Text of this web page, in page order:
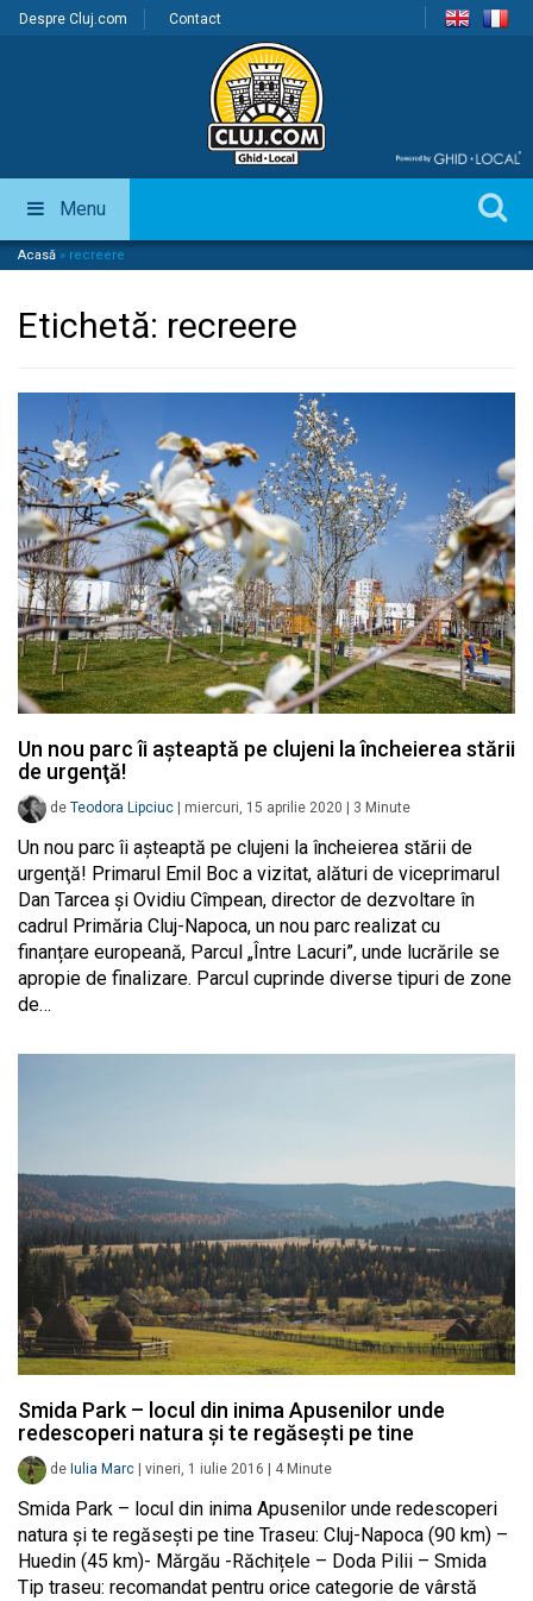
Despre Cluj.com Contact
Menu
Acasă » recreere
Etichetă: recreere
Un nou parc îi aşteaptă pe clujeni la încheierea stării
de urgenţă!
de Teodora Lipciuc miercuri, 15 aprilie 2020 3 Minute
Un nou parc îi aşteaptă pe clujeni la încheierea stării de
urgenţă! Primarul Emil Boc a vizitat, alături de viceprimarul
Dan Tarcea și Ovidiu Cîmpean, director de dezvoltare în
cadrul Primăria Cluj-Napoca, un nou parc realizat cu
finanțare europeană, Parcul „Între Lacuri”, unde lucrările se
apropie de finalizare. Parcul cuprinde diverse tipuri de zone
de…
Smida Park – locul din inima Apusenilor unde
redescoperi natura și te regăsești pe tine
de Iulia Marc vineri, 1 iulie 2016 4 Minute
Smida Park – locul din inima Apusenilor unde redescoperi
natura și te regăsești pe tine Traseu: Cluj-Napoca (90 km) –
Huedin (45 km)- Mărgău -Răchițele – Doda Pilii – Smida
Tip traseu: recomandat pentru orice categorie de vârstă